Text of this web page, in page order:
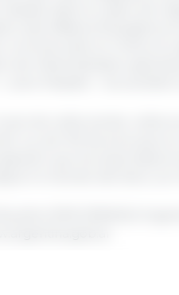
dans le cadre de
des Affaires Etrangères
commerciale en Chine et
de l'Administration
outre Paladini - les sociétés
juin de cette année, cette
os, soit 4% de plus que
que les
à l'année dernière, se
juillet 2019/ SENASA/